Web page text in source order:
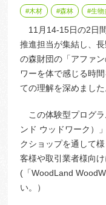
木材 森林 生物
11月14-15日の2日
推進担当が集結し、
の森財団の「アファ
ワーを体で感じる時
ての理解を深めました
この体験型プログラ
ンド ウッドワーク）
クショップを通して
客様や取引業者様向
(「WoodLand
い。）